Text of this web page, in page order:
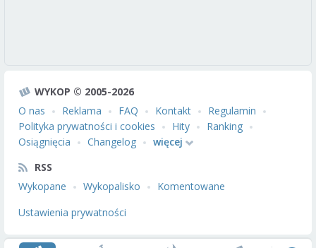
WYKOP © 2005-2026
O nas
Reklama FAQ Kontakt
Regulamin
Polityka prywatności i cookies
Hity
Ranking
Osiągnięcia
Changelog
więcej
RSS
Wykopane
Wykopalisko
Komentowane
Ustawienia prywatności